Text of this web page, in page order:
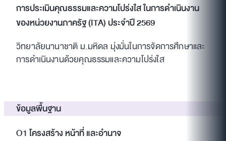
การประเมินคุณธรรมและความโปร่งใส ในการดำเนินงาน
ของหน่วยงานภาครัฐ (ITA) ประจำปี 2569
วิทยาลัยนานาชาติ ม.มหิดล มุ่งมั่นในการจัดการศึกษาและ
การดำเนินงานด้วยคุณธรรมและความโปร่งใส
ข้อมูลพื้นฐาน
O1 โครงสร้าง หน้าที่ และอำนาจ